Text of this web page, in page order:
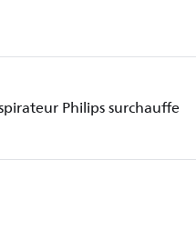
Philips surchauffe